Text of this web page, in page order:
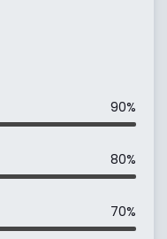
90%
80%
70%